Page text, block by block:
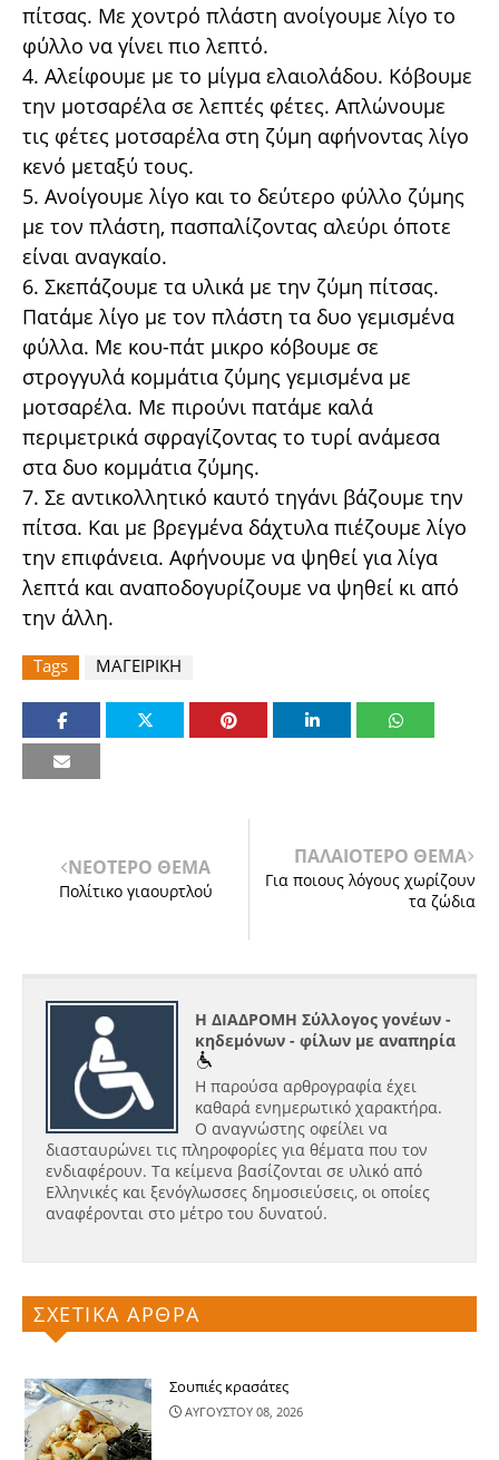
πίτσας. Με χοντρό πλάστη ανοίγουμε λίγο το
φύλλο να γίνει πιο λεπτό.
4. Αλείφουμε με το μίγμα ελαιολάδου. Κόβουμε
την μοτσαρέλα σε λεπτές φέτες. Απλώνουμε
τις φέτες μοτσαρέλα στη ζύμη αφήνοντας λίγο
κενό μεταξύ τους.
5. Ανοίγουμε λίγο και το δεύτερο φύλλο ζύμης
με τον πλάστη, πασπαλίζοντας αλεύρι όποτε
είναι αναγκαίο.
6. Σκεπάζουμε τα υλικά με την ζύμη πίτσας.
Πατάμε λίγο με τον πλάστη τα δυο γεμισμένα
φύλλα. Με κου-πάτ μικρο κόβουμε σε
στρογγυλά κομμάτια ζύμης γεμισμένα με
μοτσαρέλα. Με πιρούνι πατάμε καλά
περιμετρικά σφραγίζοντας το τυρί ανάμεσα
στα δυο κομμάτια ζύμης.
7. Σε αντικολλητικό καυτό τηγάνι βάζουμε την
πίτσα. Και με βρεγμένα δάχτυλα πιέζουμε λίγο
την επιφάνεια. Αφήνουμε να ψηθεί για λίγα
λεπτά και αναποδογυρίζουμε να ψηθεί κι από
την άλλη.
Tags ΜΑΓΕΙΡΙΚΗ
ΝΕΟΤΕΡΟ ΘΕΜΑ
Πολίτικο γιαουρτλού
ΠΑΛΑΙΟΤΕΡΟ ΘΕΜΑ
Για ποιους λόγους χωρίζουν
τα ζώδια
Η ΔΙΑΔΡΟΜΗ Σύλλογος γονέων -
κηδεμόνων - φίλων με αναπηρία
Η παρούσα αρθρογραφία έχει
καθαρά ενημερωτικό χαρακτήρα.
Ο αναγνώστης οφείλει να
διασταυρώνει τις πληροφορίες για θέματα που τον
ενδιαφέρουν. Τα κείμενα βασίζονται σε υλικό από
Ελληνικές και ξενόγλωσσες δημοσιεύσεις, οι οποίες
αναφέρονται στο μέτρο του δυνατού.
ΣΧΕΤΙΚΑ ΑΡΘΡΑ
Σουπιές κρασάτες
ΑΥΓΟΥΣΤΟΥ 08, 2026